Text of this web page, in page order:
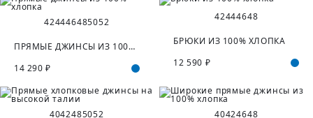
424446485052
ПРЯМЫЕ ДЖИНСЫ ИЗ 100% ХЛОПКА
14 290 ₽
42444648
БРЮКИ ИЗ 100% ХЛОПКА
12 590 ₽
4042485052 40424648